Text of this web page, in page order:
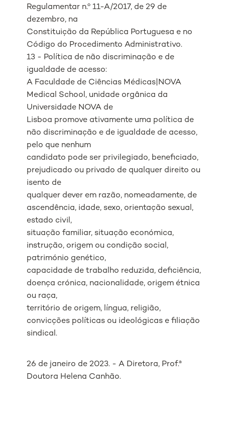
Regulamentar n.º 11-A/2017, de 29 de
dezembro, na
Constituição da República Portuguesa e no
Código do Procedimento Administrativo.
13 - Política de não discriminação e de
igualdade de acesso:
A Faculdade de Ciências Médicas|NOVA
Medical School, unidade orgânica da
Universidade NOVA de
Lisboa promove ativamente uma política de
não discriminação e de igualdade de acesso,
pelo que nenhum
candidato pode ser privilegiado, beneficiado,
prejudicado ou privado de qualquer direito ou
isento de
qualquer dever em razão, nomeadamente, de
ascendência, idade, sexo, orientação sexual,
estado civil,
situação familiar, situação económica,
instrução, origem ou condição social,
património genético,
capacidade de trabalho reduzida, deficiência,
doença crónica, nacionalidade, origem étnica
ou raça,
território de origem, língua, religião,
convicções políticas ou ideológicas e filiação
sindical.
26 de janeiro de 2023. - A Diretora, Prof.ª
Doutora Helena Canhão.